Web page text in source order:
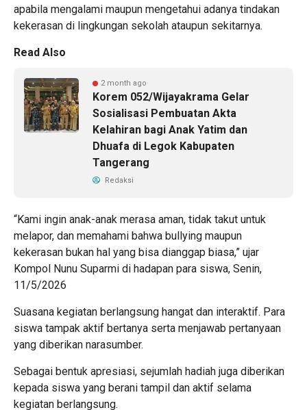
apabila mengalami maupun mengetahui adanya tindakan
kekerasan di lingkungan sekolah ataupun sekitarnya.
Read Also
2 month ago
Korem 052/Wijayakrama Gelar
Sosialisasi Pembuatan Akta
Kelahiran bagi Anak Yatim dan
Dhuafa di Legok Kabupaten
Tangerang
Redaksi
“Kami ingin anak-anak merasa aman, tidak takut untuk
melapor, dan memahami bahwa bullying maupun
kekerasan bukan hal yang bisa dianggap biasa,” ujar
Kompol Nunu Suparmi di hadapan para siswa, Senin,
11/5/2026
Suasana kegiatan berlangsung hangat dan interaktif. Para
siswa tampak aktif bertanya serta menjawab pertanyaan
yang diberikan narasumber.
Sebagai bentuk apresiasi, sejumlah hadiah juga diberikan
kepada siswa yang berani tampil dan aktif selama
kegiatan berlangsung.